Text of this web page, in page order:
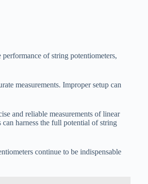
of string potentiometers,
measurements. Improper setup can
and reliable measurements of linear
harness the full potential of string
continue to be indispensable